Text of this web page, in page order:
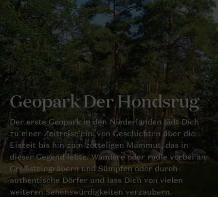
Geopark Der Hondsrug
Der erste Geopark in den Niederlanden lädt Dich
zu einer Zeitreise ein: von Geschichten über die
Eiszeit bis hin zum zotteligen Mammut, das in
dieser Gegend lebte. Wandere oder radle vorbei an
Großsteingräbern und Sümpfen oder durch
authentische Dörfer und lass Dich von vielen
weiteren Sehenswürdigkeiten verzaubern.